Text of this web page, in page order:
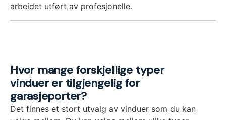
arbeidet utført av profesjonelle.
Hvor mange forskjellige typer
vinduer er tilgjengelig for
garasjeporter?
Det finnes et stort utvalg av vinduer som du kan